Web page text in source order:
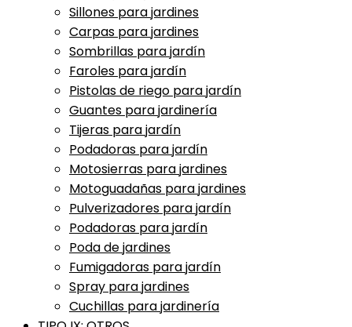
Sillones para jardines
Carpas para jardines
Sombrillas para jardín
Faroles para jardín
Pistolas de riego para jardín
Guantes para jardinería
Tijeras para jardín
Podadoras para jardín
Motosierras para jardines
Motoguadañas para jardines
Pulverizadores para jardín
Podadoras para jardín
Poda de jardines
Fumigadoras para jardín
Spray para jardines
Cuchillas para jardinería